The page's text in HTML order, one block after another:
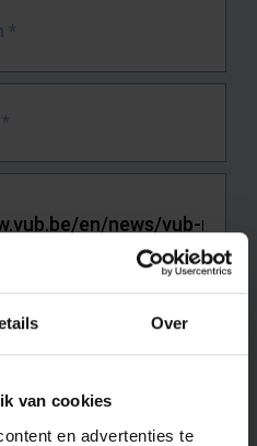
Over
van cookies
en advertenties te
*
*
de pagina waar je de fout zag.